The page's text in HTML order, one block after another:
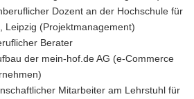
Dozent an der Hochschule für
Leipzig (Projektmanagement)
Berater
der mein-hof.de AG (e-Commerce
Mitarbeiter am Lehrstuhl für